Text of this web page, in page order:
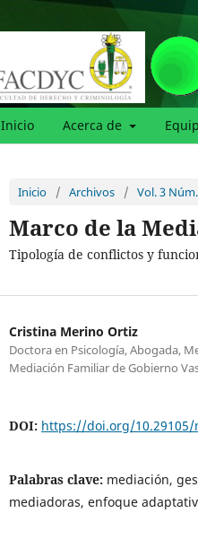
Inicio Acerca de
Inicio / Archivos / Vol. 3
Marco de la
Tipología de conflictos y
Cristina Merino Ortiz
Doctora en Psicología, Abogada,
Mediación Familiar de Gobierno
DOI: https://doi.org/10.29105/
Palabras clave: mediación,
mediadoras, enfoque